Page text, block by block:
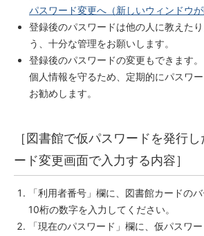
パスワード変更へ（新しいウィンドウが
登録後のパスワードは他の人に教えた
う、十分な管理をお願いします。
登録後のパスワードの変更もできます。
個人情報を守るため、定期的にパスワ
お勧めします。
［図書館で仮パスワードを発行
ード変更画面で入力する内容］
「利用者番号」欄に、図書館カードの
10桁の数字を入力してください。
「現在のパスワード」欄に、仮パスワ